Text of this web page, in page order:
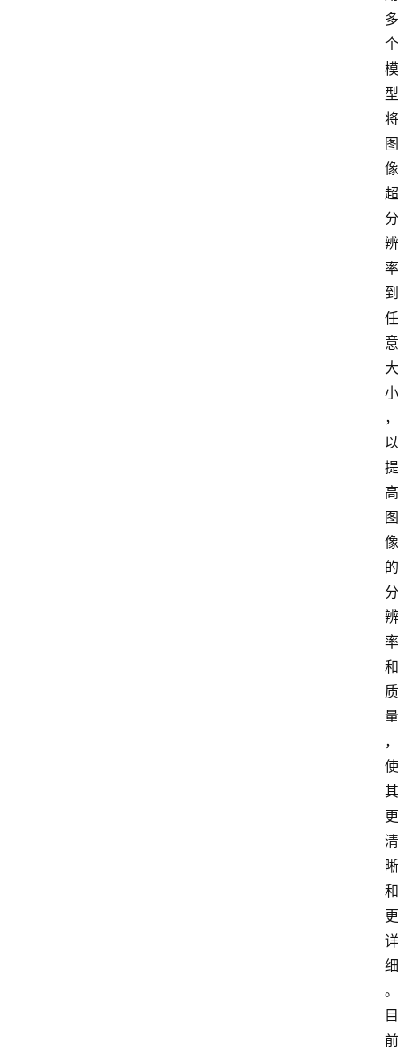
多
个
模
型
将
图
像
超
分
辨
率
到
任
意
大
小
，
以
提
高
图
像
的
分
辨
率
和
质
量
，
使
其
更
清
晰
和
更
详
细
。
目
前